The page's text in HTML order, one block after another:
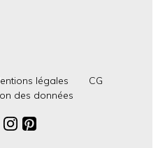
légales
CG
des données